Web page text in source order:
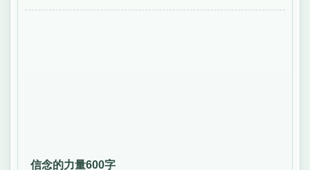
信念的力量600字